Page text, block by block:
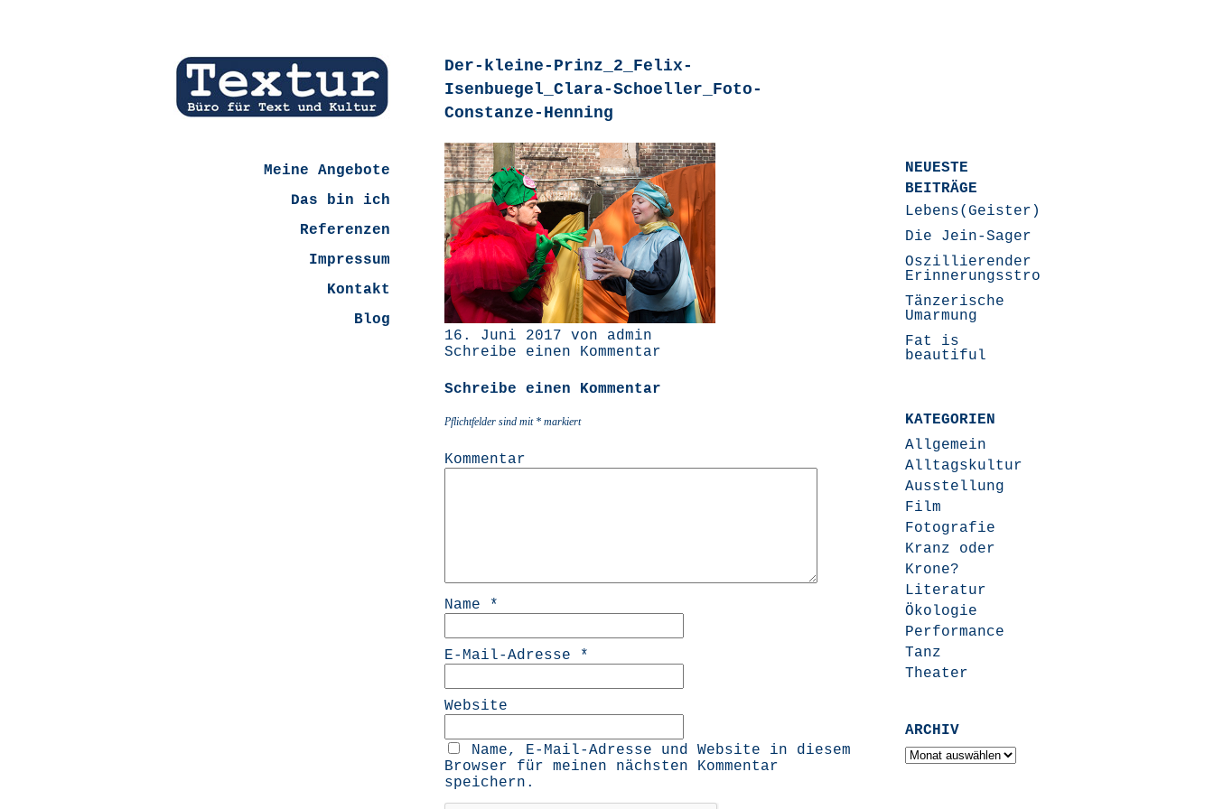
Meine Angebote
Das bin ich
Referenzen
Impressum
Kontakt
Blog
Der-kleine-Prinz_2_Felix-
Isenbuegel_Clara-Schoeller_Foto-
Constanze-Henning
16. Juni 2017 von admin
Schreibe einen Kommentar
Schreibe einen Kommentar
Pflichtfelder sind mit * markiert
Kommentar
Name *
E-Mail-Adresse *
Website
Name, E-Mail-Adresse und Website in diesem
Browser für meinen nächsten Kommentar
speichern.
NEUESTE
BEITRÄGE
Lebens(Geister)Geschichten
Die Jein-Sager
Oszillierender
Erinnerungsstrom
Tänzerische
Umarmung
Fat is
beautiful
KATEGORIEN
Allgemein
Alltagskultur
Ausstellung
Film
Fotografie
Kranz oder
Krone?
Literatur
Ökologie
Performance
Tanz
Theater
ARCHIV
Archiv